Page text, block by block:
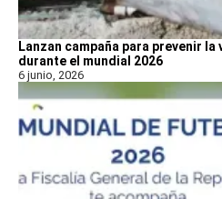
Lanzan campaña para prevenir
durante el mundial 2026
6 junio, 2026